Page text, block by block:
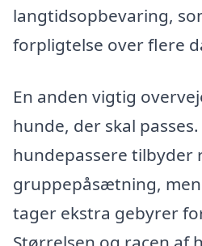
langtidsopbevaring,
forpligtelse over flere
En anden vigtig
hunde, der skal
hundepassere tilbyder
gruppepåsætning,
tager ekstra gebyrer